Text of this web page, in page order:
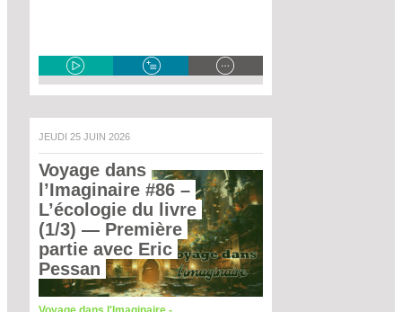
JEUDI 25 JUIN 2026
Voyage dans
l’Imaginaire #86 –
L’écologie du livre
(1/3) — Première
partie avec Eric
Pessan